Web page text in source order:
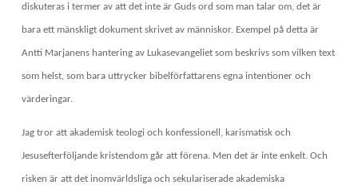
diskuteras i termer av att det inte är Guds ord som man talar om, det är
bara ett mänskligt dokument skrivet av människor. Exempel på detta är
Antti Marjanens hantering av Lukasevangeliet som beskrivs som vilken text
som helst, som bara uttrycker bibelförfattarens egna intentioner och
värderingar.
Jag tror att akademisk teologi och konfessionell, karismatisk och
Jesusefterföljande kristendom går att förena. Men det är inte enkelt. Och
risken är att det inomvärldsliga och sekulariserade akademiska